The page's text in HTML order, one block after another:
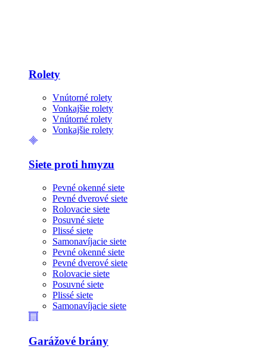
Rolety
Vnútorné rolety
Vonkajšie rolety
Vnútorné rolety
Vonkajšie rolety
Siete proti hmyzu
Pevné okenné siete
Pevné dverové siete
Rolovacie siete
Posuvné siete
Plissé siete
Samonavíjacie siete
Pevné okenné siete
Pevné dverové siete
Rolovacie siete
Posuvné siete
Plissé siete
Samonavíjacie siete
Garážové brány